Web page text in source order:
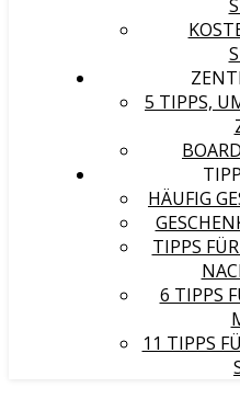
5 TIPPS,
HÄUFIG
TIPPS
6 TIPPS
11 TIPPS